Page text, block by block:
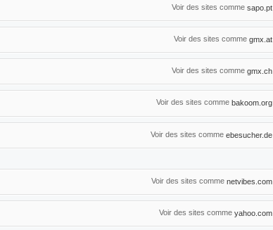
Voir des sites comme sapo.pt
Voir des sites comme gmx.at
Voir des sites comme gmx.ch
Voir des sites comme bakoom.org
Voir des sites comme ebesucher.de
Voir des sites comme netvibes.com
Voir des sites comme yahoo.com